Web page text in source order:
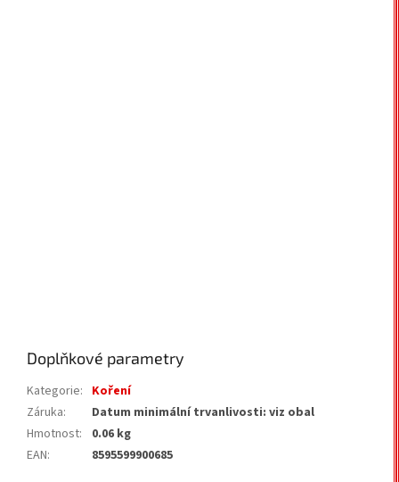
Doplňkové parametry
Kategorie: Koření
Záruka:
Datum minimální trvanlivosti: viz obal
Hmotnost:
0.06 kg
EAN: 8595599900685